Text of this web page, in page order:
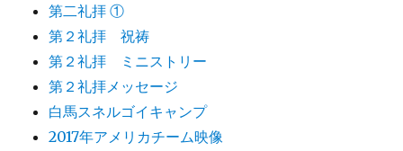
第二礼拝 ①
第２礼拝 祝祷
第２礼拝 ミニストリー
第２礼拝メッセージ
白馬スネルゴイキャンプ
2017年アメリカチーム映像